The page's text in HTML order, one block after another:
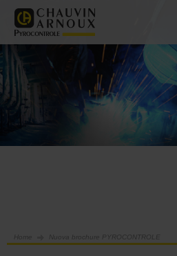
Home Nuova brochure PYROCONTROLE